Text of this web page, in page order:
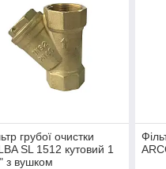
грубої очистки
SL 1512 кутовий 1
з вушком